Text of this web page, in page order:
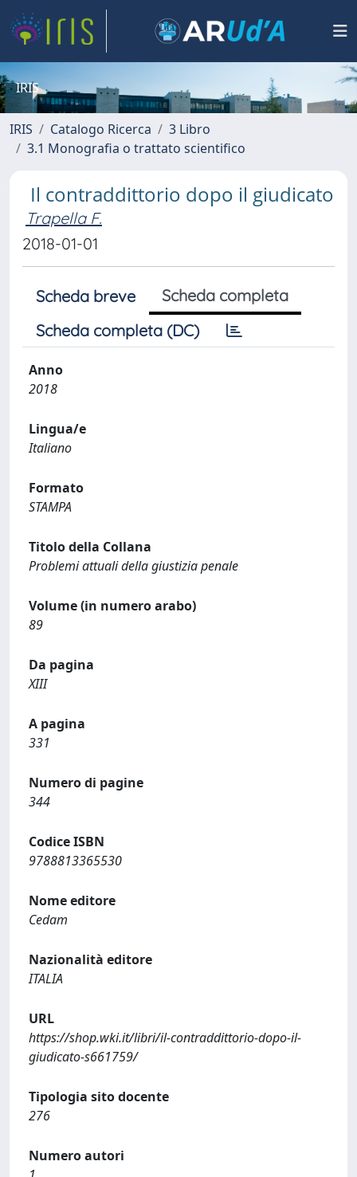
IRIS
IRIS Catalogo Ricerca
3 Libro
3.1 Monografia o trattato scientifico
Il contraddittorio dopo il giudicato
Trapella F.
2018-01-01
Scheda breve
Scheda completa
Scheda completa (DC)
Anno
2018
Lingua/e
Italiano
Formato
STAMPA
Titolo della Collana
Problemi attuali della giustizia penale
Volume (in numero arabo)
89
Da pagina
XIII
A pagina
331
Numero di pagine
344
Codice ISBN
9788813365530
Nome editore
Cedam
Nazionalità editore
ITALIA
URL
https://shop.wki.it/libri/il-contraddittorio-dopo-il-
giudicato-s661759/
Tipologia sito docente
276
Numero autori